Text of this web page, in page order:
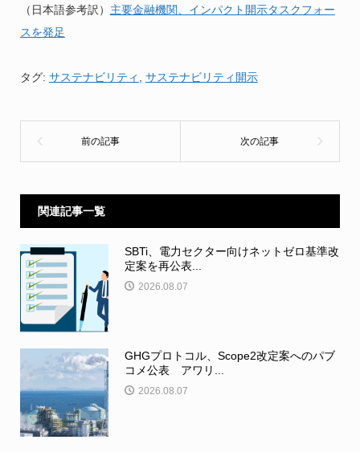
（日本語参考訳） 主要金融機関、インパクト開示タスクフォー
スを発足
タグ: サステナビリティ サステナビリティ開示
関連記事一覧
SBTi、電力セクター向けネットゼロ基準改
定案を再公表...
2026.08.07
GHGプロトコル、Scope2改定案へのパブ
コメ公表 アワリ...
2026.08.07